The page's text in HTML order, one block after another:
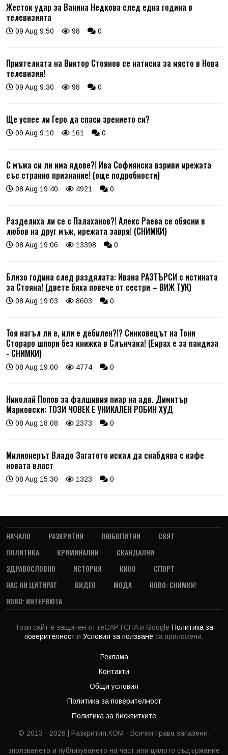
Жесток удар за Ванина Недкова след една година в
телевизията
09 Aug 9:50 98 0
Приятелката на Виктор Стоянов се натиска за място в Нова
телевизия!
09 Aug 9:30 98 0
Ще успее ли Геро да спаси зрението си?
09 Aug 9:10 161 0
С мъжа си ли има ядове?! Ива Софиянска взриви мрежата
със странно признание! (още подробности)
08 Aug 19:40 4921 0
Разделиха ли се с Палаханов?! Алекс Раева се обясни в
любов на друг мъж, мрежата завря! (СНИМКИ)
08 Aug 19:06 13398 0
Близо година след раздялата: Ивана РАЗТЪРСИ с истината
за Стояна! (двете бяха повече от сестри – ВИЖ ТУК)
08 Aug 19:03 8603 0
Тоя нагъл ли е, или е дебилен?!? Синковецът на Тони
Стораро шпори без книжка в Слънчака! (Емрах е за пандиза
- СНИМКИ)
08 Aug 19:00 4774 0
Николай Попов за фалшивия пиар на адв. Димитър
Марковски: ТОЗИ ЧОВЕК Е УНИКАЛЕН РОБИН ХУД
08 Aug 18:08 2373 0
Милионерът Владо Загатото искал да снабдява с кафе
новата власт
08 Aug 15:30 1323 0
НАЧАЛО РАЗКРИТИЯ ЛЮБОПИТНИ
СВЯТ
ПОЛИТИКА
КРИМИНАЛНИ
СКАНДАЛНИ
ЗДРАВОСЛОВНО
ИСТОРИЯ КИНО
СПОРТ
НАС НИ ЦИТИРАТ
ВИДЕО МОДА
НОВО: СНИМКИ!
НОВО: ИНТЕРВЮТА
Този сайт е защитен от reCAPTCHA и Google Политика за
поверителност и Условия за ползване са приложени.
Реклама
Контакти
Общи условия
Политика за поверителност
Политика за бисквитките
© 2013 - 2026 | Разкрития.КОМ - Всички права запазени.
зползването и публикуването на част или цялото съдържание